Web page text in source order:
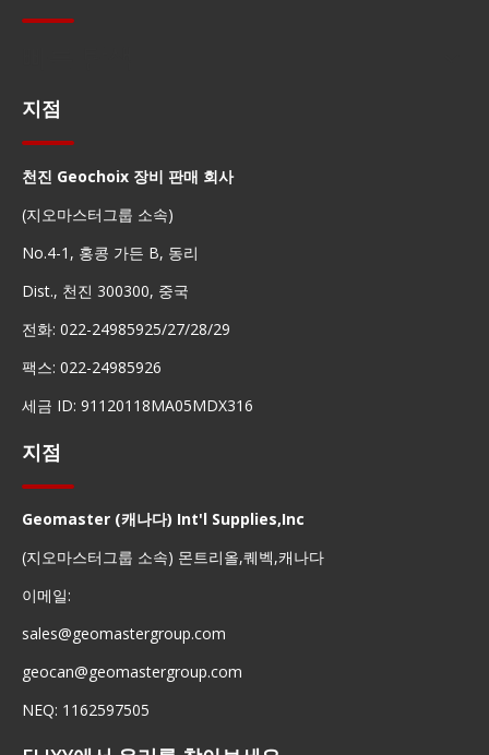
지점
천진 Geochoix 장비 판매 회사
(지오마스터그룹 소속)
No.4-1, 홍콩 가든 B, 동리
Dist., 천진 300300, 중국
전화: 022-24985925/27/28/29
팩스: 022-24985926
세금 ID: 91120118MA05MDX316
지점
Geomaster (캐나다) Int'l Supplies,Inc
(지오마스터그룹 소속) 몬트리올,퀘벡,캐나다
이메일:
sales@geomastergroup.com
geocan@geomastergroup.com
NEQ: 1162597505